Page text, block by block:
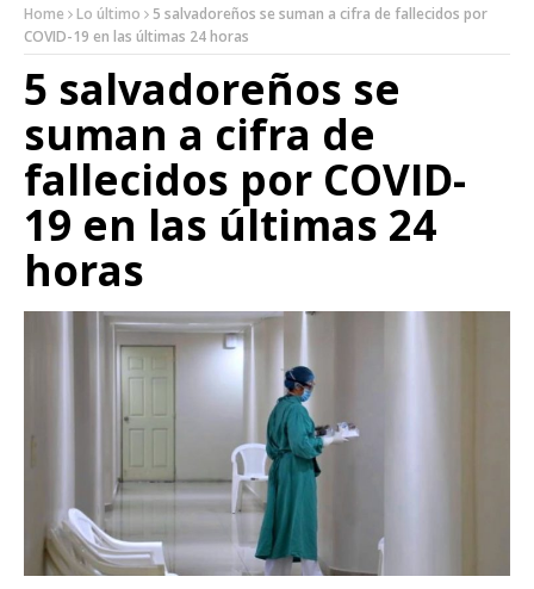
Home Lo último
5 salvadoreños se suman a cifra de fallecidos por
COVID-19 en las últimas 24 horas
5 salvadoreños se
suman a cifra de
fallecidos por COVID-
19 en las últimas 24
horas